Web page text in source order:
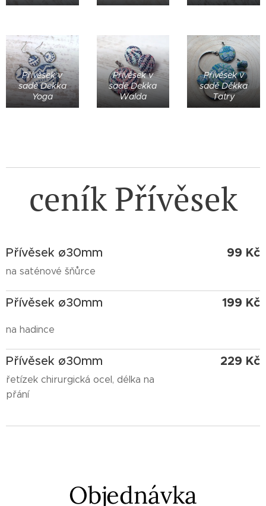
Přívěsek v
sadě Dekka
Yoga
Přívěsek v
sadě Dekka
Walda
Přívěsek v
sadě Děkka
Tatry
ceník Přívěsek
Přívěsek ø30mm
na saténové šňůrce
99 Kč
Přívěsek ø30mm
na hadince
199 Kč
Přívěsek ø30mm
řetízek chirurgická ocel, délka na
přání
229 Kč
Objednávka